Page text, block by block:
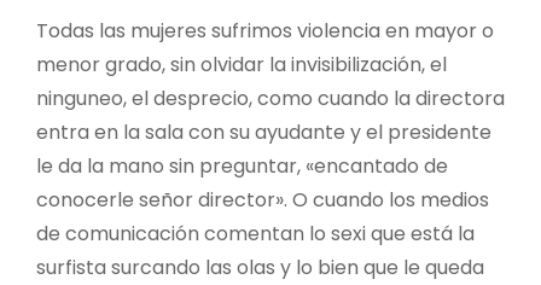
Todas las mujeres sufrimos violencia en mayor o
menor grado, sin olvidar la invisibilización, el
ninguneo, el desprecio, como cuando la directora
entra en la sala con su ayudante y el presidente
le da la mano sin preguntar, «encantado de
conocerle señor director». O cuando los medios
de comunicación comentan lo sexi que está la
surfista surcando las olas y lo bien que le queda